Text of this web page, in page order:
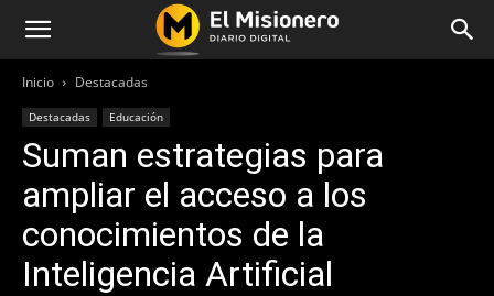
Inicio Destacadas
Destacadas Educación
Suman estrategias para
ampliar el acceso a los
conocimientos de la
Inteligencia Artificial